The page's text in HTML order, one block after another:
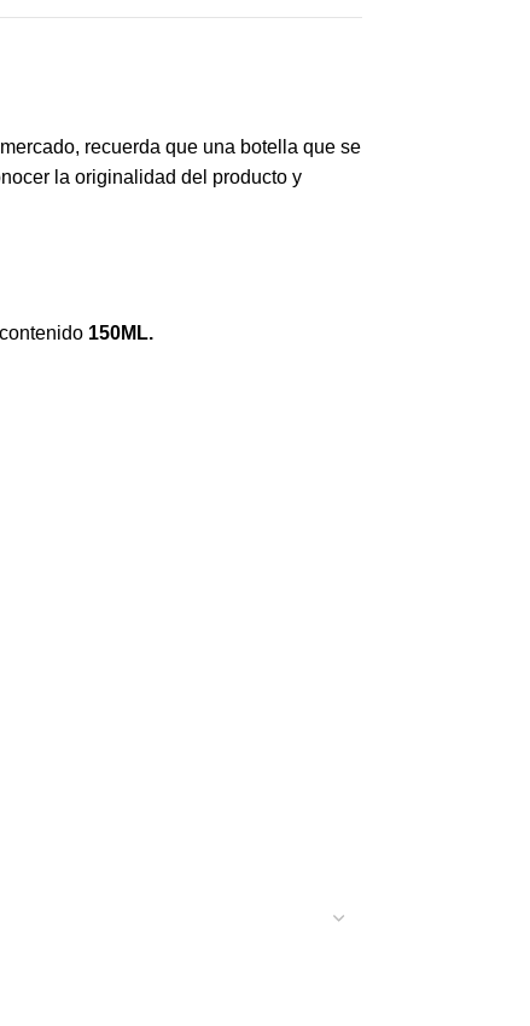
recuerda que una botella que se
la originalidad del producto y
150ML.